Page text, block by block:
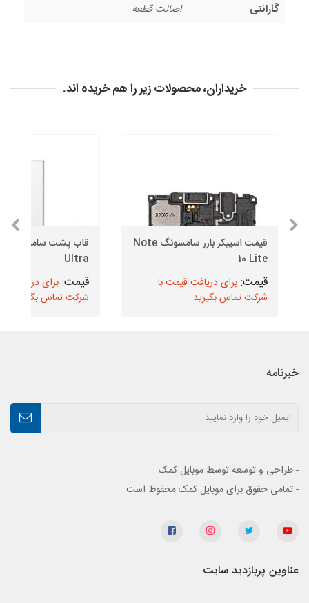
گارانتی
اصالت قطعه
خریداران، محصولات زیر را هم خریده اند.
قیمت اسپیکر بازر سامسونگ Note
10 Lite
برای دریافت قیمت با
شرکت تماس بگیرید
Ultra
برای دریافت
شرکت تماس بگیرید
خبرنامه
- طراحی و توسعه توسط موبایل کمک
- تمامی حقوق برای موبایل کمک محفوظ است
عناوین پربازدید سایت